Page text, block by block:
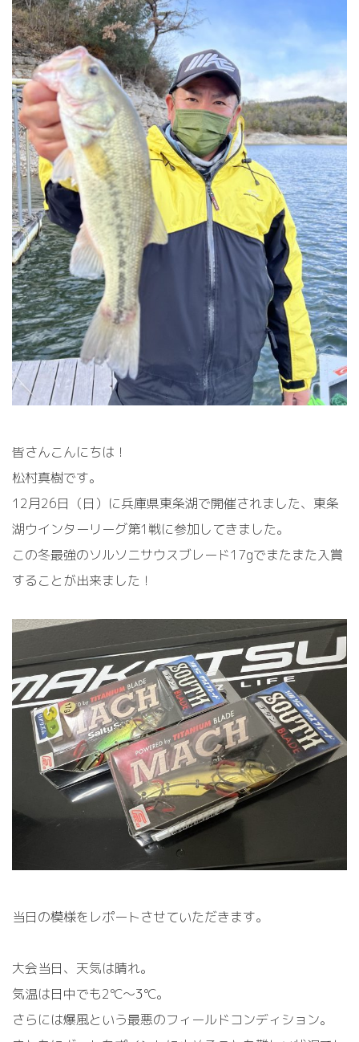
皆さんこんにちは！
松村真樹です。
12月26日（日）に兵庫県東条湖で開催されました、東条
湖ウインターリーグ第1戦に参加してきました。
この冬最強のソルソニサウスブレード17gでまたまた入賞
することが出来ました！
当日の模様をレポートさせていただきます。
大会当日、天気は晴れ。
気温は日中でも2℃～3℃。
さらには爆風という最悪のフィールドコンディション。